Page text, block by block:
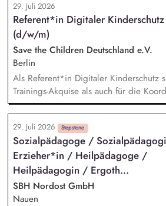
29. Juli 2026
Referent*in Digitaler Kinderschutz
(d/w/m)
Save the Children Deutschland e.V.
Berlin
Als Referent*in Digitaler Kinderschutz
Trainings-Akquise als auch für die
Durchführung von ca. zweistündigen
verantwortlich. Identifikation,
Institutionen und Organisationen für
Umgang mit Kinderfotos und -videos (z.
Sportvereine und -verbände,
Kinder-/Jugendreiseveranstalter).
und Durchführung zielgruppengerechter
digitalen Formaten sowie in Präsenz
29. Juli 2026 Stepstone
Sozialpädagoge /
Erzieher*in / Heilpädagoge /
Heilpädagogin / Ergoth...
SBH Nordost GmbH
Nauen